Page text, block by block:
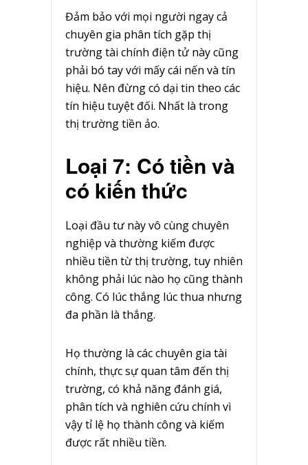
Đảm bảo với mọi người ngay cả
chuyên gia phân tích gặp thị
trường tài chính điện tử này cũng
phải bó tay với mấy cái nến và tín
hiệu. Nên đừng có dại tin theo các
tín hiệu tuyệt đối. Nhất là trong
thị trường tiền ảo.
Loại 7: Có tiền và
có kiến thức
Loại đầu tư này vô cùng chuyên
nghiệp và thường kiếm được
nhiều tiền từ thị trường, tuy nhiên
không phải lúc nào họ cũng thành
công. Có lúc thắng lúc thua nhưng
đa phần là thắng.
Họ thường là các chuyên gia tài
chính, thực sự quan tâm đến thị
trường, có khả năng đánh giá,
phân tích và nghiên cứu chính vì
vậy tỉ lệ họ thành công và kiếm
được rất nhiều tiền.